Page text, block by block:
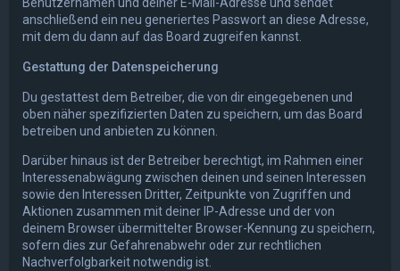
anschließend ein neu generiertes Passwort an diese Adresse,
mit dem du dann auf das Board zugreifen kannst.
Gestattung der Datenspeicherung
Du gestattest dem Betreiber, die von dir eingegebenen und
oben näher spezifizierten Daten zu speichern, um das Board
betreiben und anbieten zu können.
Darüber hinaus ist der Betreiber berechtigt, im Rahmen einer
Interessenabwägung zwischen deinen und seinen Interessen
sowie den Interessen Dritter, Zeitpunkte von Zugriffen und
Aktionen zusammen mit deiner IP-Adresse und der von
deinem Browser übermittelter Browser-Kennung zu speichern,
sofern dies zur Gefahrenabwehr oder zur rechtlichen
Nachverfolgbarkeit notwendig ist.